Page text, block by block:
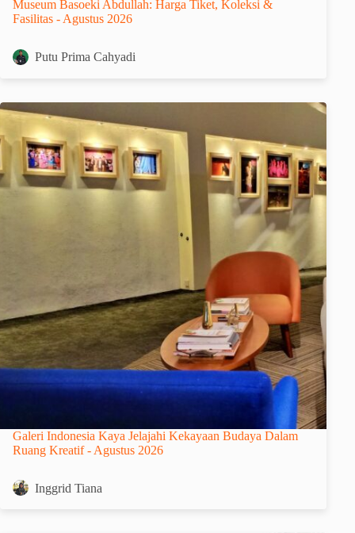
Museum Basoeki Abdullah: Harga Tiket, Koleksi &
Fasilitas - Agustus 2026
Putu Prima Cahyadi
Galeri Indonesia Kaya Jelajahi Kekayaan Budaya Dalam
Ruang Kreatif - Agustus 2026
Inggrid Tiana